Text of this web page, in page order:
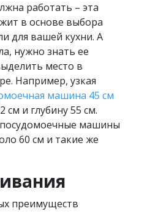
работать – эта
в основе выбора
для вашей кухни. А
нужно знать ее
место в
Например, узкая
машина 45 см
и глубину 55 см.
машины
60 см и такие же
преимуществ